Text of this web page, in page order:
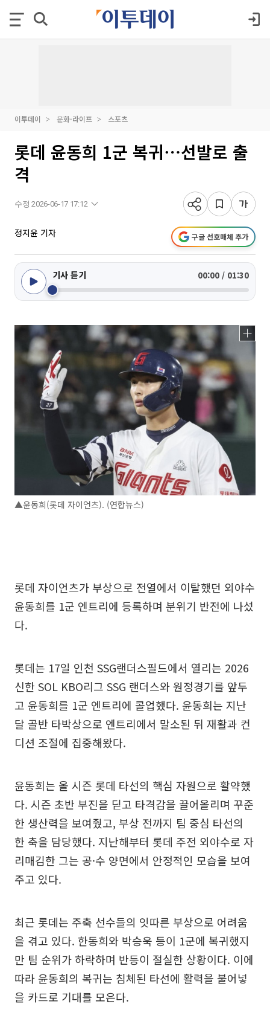
이투데이 문화·라이프 스포츠
롯데 윤동희 1군 복귀⋯선발로 출
격
수정 2026-06-17 17:12
정지윤 기자 구글 선호매체 추가
기사 듣기 00:00 / 01:30
▲윤동희(롯데 자이언츠). (연합뉴스)
롯데 자이언츠가 부상으로 전열에서 이탈했던 외야수
윤동희를 1군 엔트리에 등록하며 분위기 반전에 나섰
다.
롯데는 17일 인천 SSG랜더스필드에서 열리는 2026
신한 SOL KBO리그 SSG 랜더스와 원정경기를 앞두
고 윤동희를 1군 엔트리에 콜업했다. 윤동희는 지난
달 골반 타박상으로 엔트리에서 말소된 뒤 재활과 컨
디션 조절에 집중해왔다.
윤동희는 올 시즌 롯데 타선의 핵심 자원으로 활약했
다. 시즌 초반 부진을 딛고 타격감을 끌어올리며 꾸준
한 생산력을 보여줬고, 부상 전까지 팀 중심 타선의
한 축을 담당했다. 지난해부터 롯데 주전 외야수로 자
리매김한 그는 공·수 양면에서 안정적인 모습을 보여
주고 있다.
최근 롯데는 주축 선수들의 잇따른 부상으로 어려움
을 겪고 있다. 한동희와 박승욱 등이 1군에 복귀했지
만 팀 순위가 하락하며 반등이 절실한 상황이다. 이에
따라 윤동희의 복귀는 침체된 타선에 활력을 불어넣
을 카드로 기대를 모은다.